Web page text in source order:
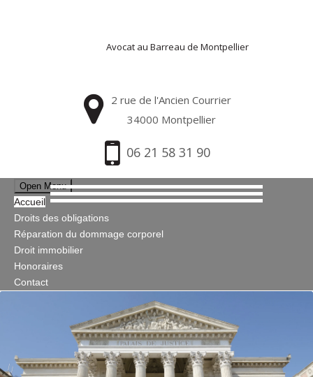
Avocat au Barreau de Montpellier
2 rue de l'Ancien Courrier
34000 Montpellier
06 21 58 31 90
Open Menu
Accueil
Droits des obligations
Réparation du dommage corporel
Droit immobilier
Honoraires
Contact